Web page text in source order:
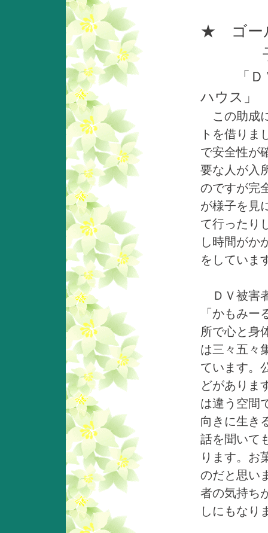
★ ゴー
子ど
「
ハウス」
この助成
トを借りま
で安全性が
要な人が入
のですが完
が様子を見
て行ったり
し時間がか
を
ＤＶ被害
「かもみ
所で心と身
は三々五々
ています。
どがありま
は違う空間
向きに生き
話を聞いて
ります。お
のだと思い
者の気持ち
しにもなり